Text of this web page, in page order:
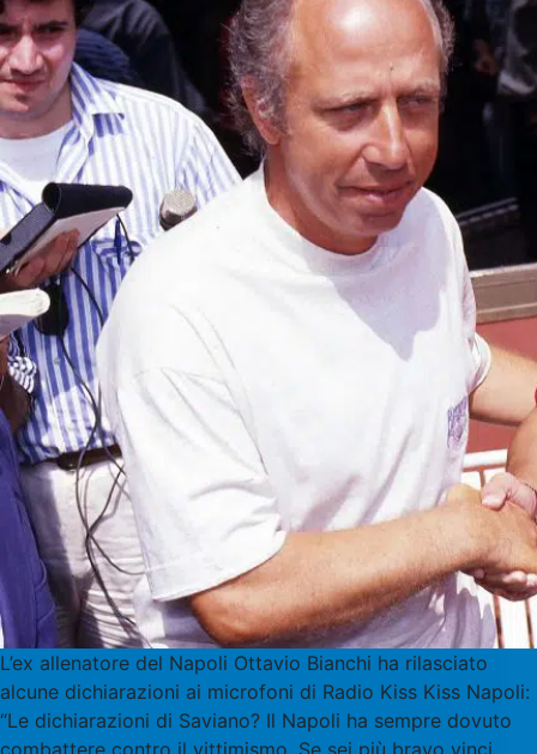
L’ex allenatore del Napoli Ottavio Bianchi ha rilasciato
alcune dichiarazioni ai microfoni di Radio Kiss Kiss Napoli:
“Le dichiarazioni di Saviano? Il Napoli ha sempre dovuto
combattere contro il vittimismo. Se sei più bravo vinci.